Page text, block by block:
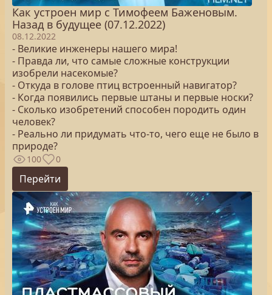
Как устроен мир с Тимофеем Баженовым.
Назад в будущее (07.12.2022)
08.12.2022
- Великие инженеры нашего мира!
- Правда ли, что самые сложные конструкции
изобрели насекомые?
- Откуда в голове птиц встроенный навигатор?
- Когда появились первые штаны и первые носки?
- Сколько изобретений способен породить один
человек?
- Реально ли придумать что-то, чего еще не было в
природе?
100 0
Перейти